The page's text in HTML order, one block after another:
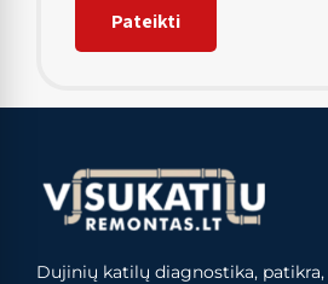
Dujinių katilų diagnostika,